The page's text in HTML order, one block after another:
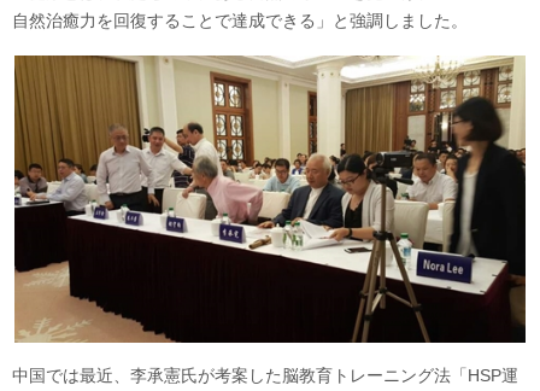
自然治癒力を回復することで達成できる」と強調しました。
中国では最近、李承憲氏が考案した脳教育トレーニング法「HSP運